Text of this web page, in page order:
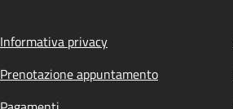
Informativa privacy
Prenotazione appuntamento